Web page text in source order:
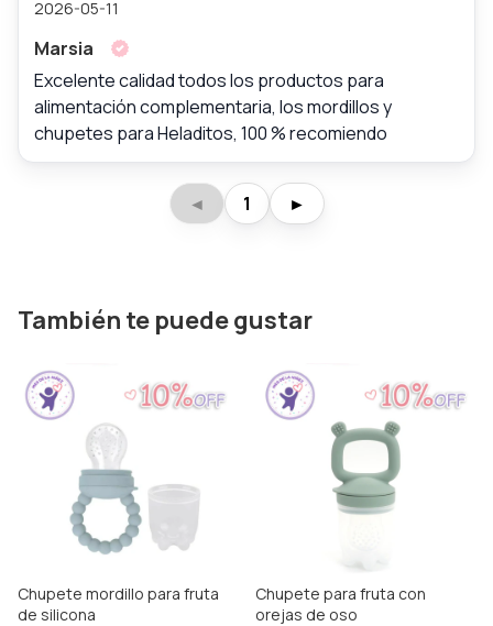
2026-05-11
Marsia
Excelente calidad todos los productos para
alimentación complementaria, los mordillos y
chupetes para Heladitos, 100 % recomiendo
◄ 1 ►
También te puede gustar
Chupete mordillo para fruta
de silicona
Chupete para fruta con
orejas de oso